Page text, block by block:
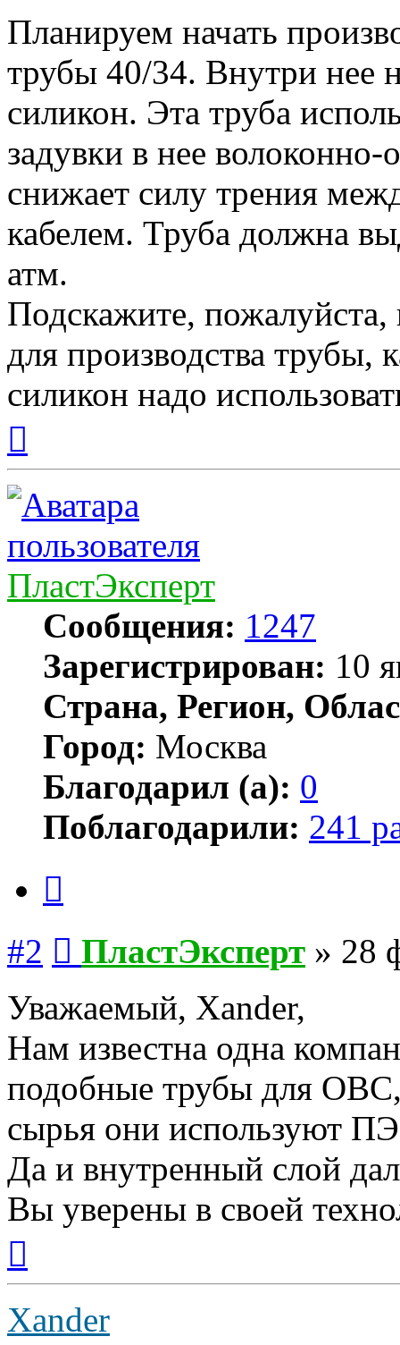
Планируем начать
трубы 40/34. Внутри нее
силикон. Эта труба
задувки в нее
снижает силу трения
кабелем. Труба должна
атм.
Подскажите, пожалуйста,
для производства трубы,
силикон надо
началу
ПластЭксперт
Сообщения: 1247
Зарегистрирован: 10
Страна, Регион,
Город: Москва
Благодарил (а): 0
Поблагодарили: 241
#2 ПластЭксперт » 28
Уважаемый, Xander,
Нам известна одна
подобные трубы для ОВС,
сырья они используют
Да и внутренный слой
Вы уверены в своей
началу
Xander